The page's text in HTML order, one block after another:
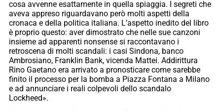
cosa avvenne esattamente in quella spiaggia. I segreti che
aveva appreso riguardavano però molti aspetti della
cronaca e della politica italiana. L’aspetto inedito del libro
è proprio questo: aver dimostrato che nelle sue canzoni
insieme ad apparenti nonsense si raccontavano i
retroscena di molti scandali: i casi Sindona, banco
Ambrosiano, Franklin Bank, vicenda Mattei. Addirittura
Rino Gaetano era arrivato a pronosticare come sarebbe
finito il processo per la bomba a Piazza Fontana a Milano
e ad annunciare i reali colpevoli dello scandalo
Lockheed».